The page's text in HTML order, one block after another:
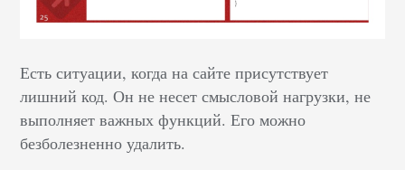
Есть ситуации, когда на сайте присутствует
лишний код. Он не несет смысловой нагрузки, не
выполняет важных функций. Его можно
безболезненно удалить.